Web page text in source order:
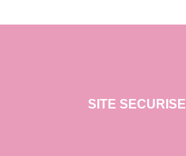
SITE SECURISE